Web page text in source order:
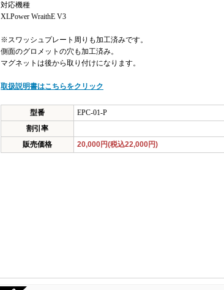
対応機種
XLPower WraithE V3
※スワッシュプレート周りも加工済みです。
側面のグロメットの穴も加工済み。
マグネットは後から取り付けになります。
取扱説明書はこちらをクリック
型番
EPC-01-P
割引率
販売価格
20,000円(税込22,000円)